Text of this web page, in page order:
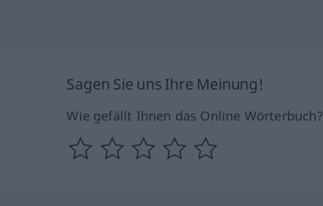
Sagen Sie uns Ihre Meinung!
Wie gefällt Ihnen das Online Wörterbuch?